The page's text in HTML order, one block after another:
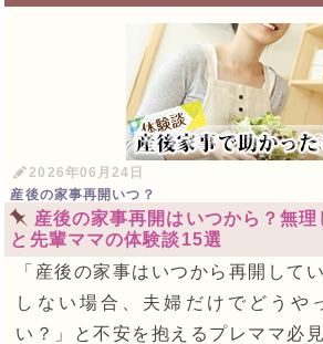
2026年06月24日
産後の家事再開いつ？
産後の家事再開はいつから？無
と先輩ママの体験談15選
「産後の家事はいつから再開して
しない場合、夫婦だけでどうや
い？」と不安を抱えるプレママ必